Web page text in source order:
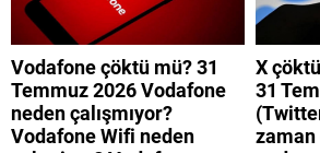
Vodafone çöktü mü? 31
Temmuz 2026 Vodafone
neden çalışmıyor?
Vodafone Wifi neden
X
31
zaman